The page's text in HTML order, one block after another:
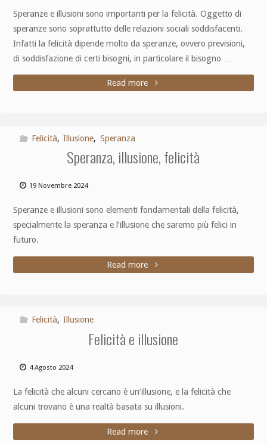
Speranze e illusioni sono importanti per la felicità. Oggetto di
speranze sono soprattutto delle relazioni sociali soddisfacenti.
Infatti la felicità dipende molto da speranze, ovvero previsioni,
di soddisfazione di certi bisogni, in particolare il bisogno …
Read more
Felicità, Illusione, Speranza
Speranza, illusione, felicità
19 Novembre 2024
Speranze e illusioni sono elementi fondamentali della felicità,
specialmente la speranza e l’illusione che saremo più felici in
futuro.
Read more
Felicità, Illusione
Felicità e illusione
4 Agosto 2024
La felicità che alcuni cercano è un’illusione, e la felicità che
alcuni trovano è una realtà basata su illusioni.
Read more